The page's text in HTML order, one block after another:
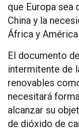
que Europa sea
China y la
África y
El documento
intermitente de
renovables
necesitará
alcanzar su
de dióxido de